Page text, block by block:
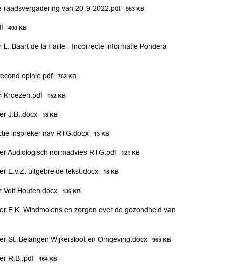
raadsvergadering van 20-9-2022.pdf 963 KB
400 KB
Baart de la Faille - Incorrecte informatie Pondera
opinie.pdf 762 KB
Kroezen.pdf 152 KB
J.B..docx 18 KB
inspreker nav RTG.docx 13 KB
Audiologisch normadvies RTG.pdf 121 KB
E.v.Z. uitgebreide tekst.docx 16 KB
Volt Houten.docx 136 KB
E.K. Windmolens en zorgen over de gezondheid van
St. Belangen Wijkersloot en Omgeving.docx 963 KB
R.B..pdf 164 KB